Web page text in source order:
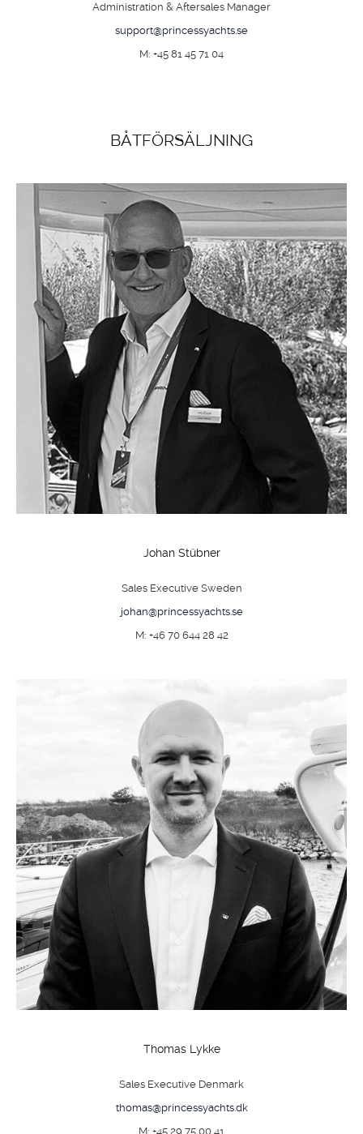
Administration & Aftersales Manager
support@princessyachts.se
M: +45 81 45 71 04
BÅTFÖRSÄLJNING
Johan Stübner
Sales Executive Sweden
johan@princessyachts.se
M: +46 70 644 28 42
Thomas Lykke
Sales Executive Denmark
thomas@princessyachts.dk
M: +45 29 75 00 41